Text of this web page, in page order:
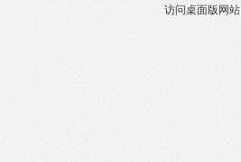
访问桌面版网站